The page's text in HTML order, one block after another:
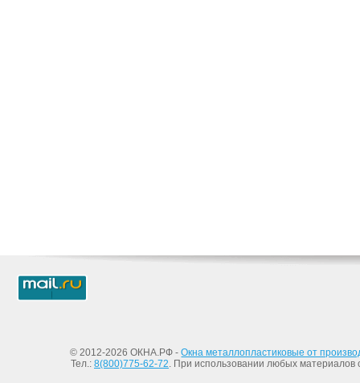
© 2012-2026 ОКНА.РФ -Окна металлопластиковые от
Тел.: 8(800)775-62-72. При использовании любых материалов